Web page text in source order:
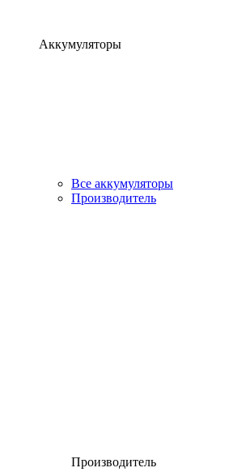
Аккумуляторы
Все аккумуляторы
Производитель
Производитель